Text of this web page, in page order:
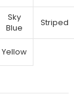
Sky
Blue
Striped
Yellow